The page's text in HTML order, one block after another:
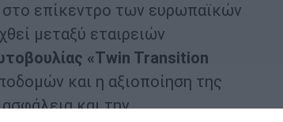
στο επίκεντρο των ευρωπαϊκών
μεταξύ εταιρειών
«Twin Transition
και η αξιοποίηση της
και την